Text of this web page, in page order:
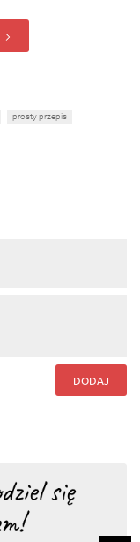
prosty przepis
DODAJ